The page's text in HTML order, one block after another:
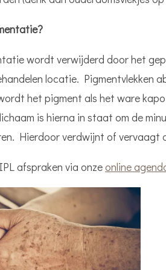
wordt verwijderd door het
locatie. Pigmentvlekken
het pigment als het ware
is hierna in staat om de
Hierdoor verdwijnt of vervaagt
afspraken via onzeonline